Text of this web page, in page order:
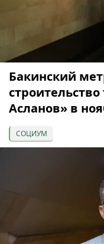
Бакинский
Асланов» в
СОЦИУМ